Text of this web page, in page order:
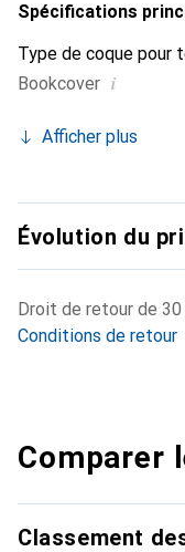
Spécifications
Type de coque pour
Bookcover i
Afficher plus
Évolution du
Droit de retour de 30
Conditions de retour
Comparer
Classement